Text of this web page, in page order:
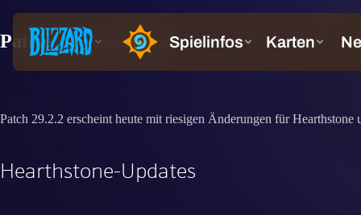
Patchnotes zu 29.2.2
Patch 29.2.2 erscheint heute mit riesigen Änderungen für Hearthstone
Hearthstone-Updates